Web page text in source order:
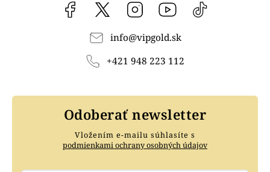
Facebook vipgoldsk Instagram YouTube
info@vipgold.sk
+421 948 223 112
Odoberať newsletter
Vložením e-mailu súhlasíte s
podmienkami ochrany osobných údajov